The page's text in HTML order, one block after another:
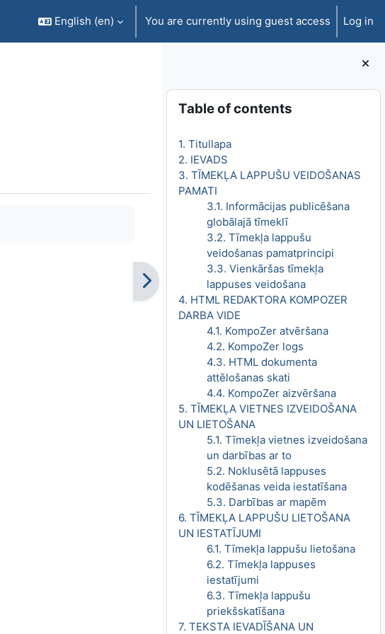
English ‎(en)‎ You are currently using guest access Log in
Blocks
Skip Table of contents
Table of contents
1. Titullapa
2. IEVADS
3. TĪMEKĻA LAPPUŠU VEIDOŠANAS
PAMATI
3.1. Informācijas publicēšana
globālajā tīmeklī
3.2. Tīmekļa lappušu
veidošanas pamatprincipi
3.3. Vienkāršas tīmekļa
lappuses veidošana
4. HTML REDAKTORA KOMPOZER
DARBA VIDE
4.1. KompoZer atvēršana
4.2. KompoZer logs
4.3. HTML dokumenta
attēlošanas skati
4.4. KompoZer aizvēršana
5. TĪMEKĻA VIETNES IZVEIDOŠANA
UN LIETOŠANA
5.1. Tīmekļa vietnes izveidošana
un darbības ar to
5.2. Noklusētā lappuses
kodēšanas veida iestatīšana
5.3. Darbības ar mapēm
6. TĪMEKĻA LAPPUŠU LIETOŠANA
UN IESTATĪJUMI
6.1. Tīmekļa lappušu lietošana
6.2. Tīmekļa lappuses
iestatījumi
6.3. Tīmekļa lappušu
priekšskatīšana
7. TEKSTA IEVADĪŠANA UN